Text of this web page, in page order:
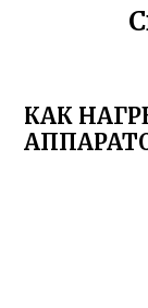
КАК